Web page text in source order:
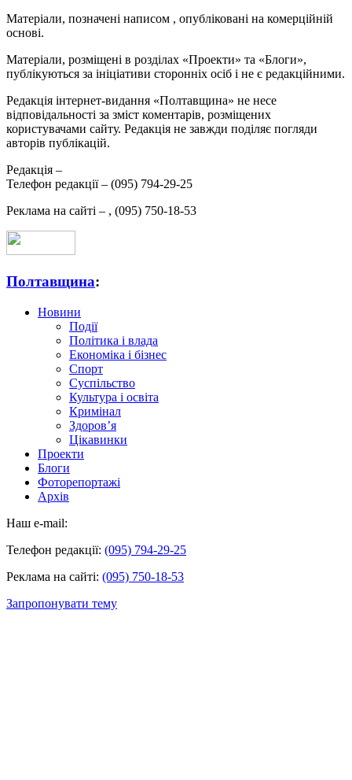
Матеріали, позначені написом , опубліковані на комерційній
основі.
Матеріали, розміщені в розділах «Проекти» та «Блоги»,
публікуються за ініціативи сторонніх осіб і не є редакційними.
Редакція інтернет-видання «Полтавщина» не несе
відповідальності за зміст коментарів, розміщених
користувачами сайту. Редакція не завжди поділяє погляди
авторів публікацій.
Редакція –
Телефон редакції – (095) 794-29-25
Реклама на сайті – , (095) 750-18-53
Полтавщина:
Новини
Події
Політика і влада
Економіка і бізнес
Спорт
Суспільство
Культура і освіта
Кримінал
Здоров’я
Цікавинки
Проекти
Блоги
Фоторепортажі
Архів
Наш e-mail:
Телефон редакції: (095) 794-29-25
Реклама на сайті: (095) 750-18-53
Запропонувати тему